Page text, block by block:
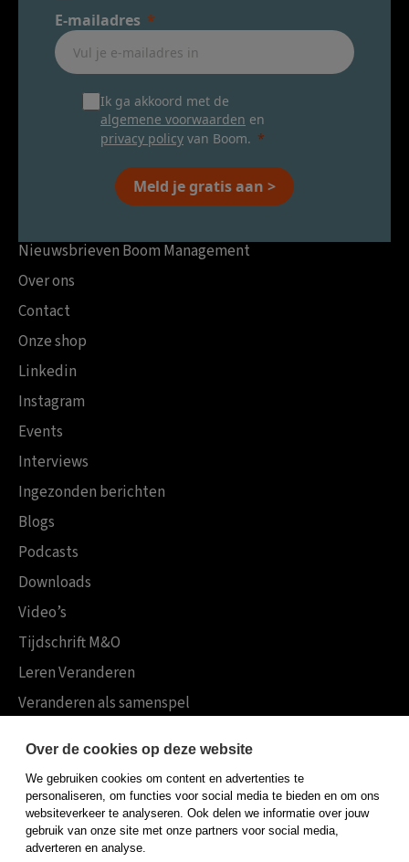
E-mailadres
Ik ga akkoord met de
algemene voorwaarden en
privacy policy van Boom.
Meld je gratis aan >
Nieuwsbrieven Boom Management
Over ons
Contact
Onze shop
Linkedin
Instagram
Events
Interviews
Ingezonden berichten
Blogs
Podcasts
Downloads
Video’s
Tijdschrift M&O
Leren Veranderen
Veranderen als samenspel
Koninklijke Boom uitgevers
Boom Psychologie
Boom Hoger Onderwijs
Over de cookies op deze website
We gebruiken cookies om content en advertenties te
personaliseren, om functies voor social media te bieden en om ons
websiteverkeer te analyseren. Ook delen we informatie over jouw
gebruik van onze site met onze partners voor social media,
adverteren en analyse.